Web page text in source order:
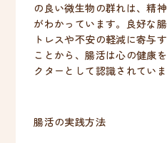
の良い微生物の群れは、精
がわかっています。良好な
トレスや不安の軽減に寄与
ことから、腸活は心の健康
クターとして認識されていま
腸活の実践方法